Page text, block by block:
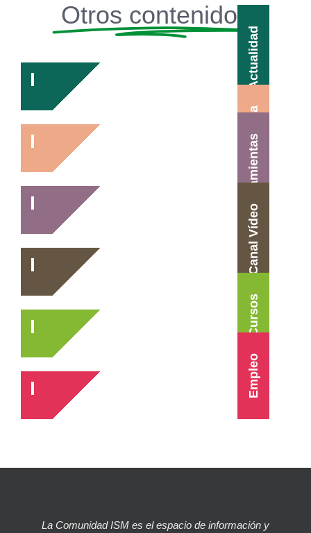
Otros contenidos
Actualidad
Agenda
Herramientas
Canal Vídeo
Cursos
Empleo
La Comunidad ISM es el espacio de información y